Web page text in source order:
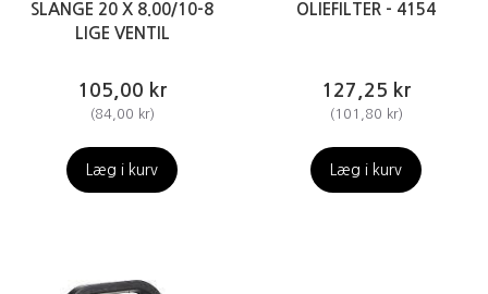
SLANGE 20 X 8.00/10-8
LIGE VENTIL
105,00 kr
(84,00 kr)
Læg i kurv
OLIEFILTER - 4154
127,25 kr
(101,80 kr)
Læg i kurv